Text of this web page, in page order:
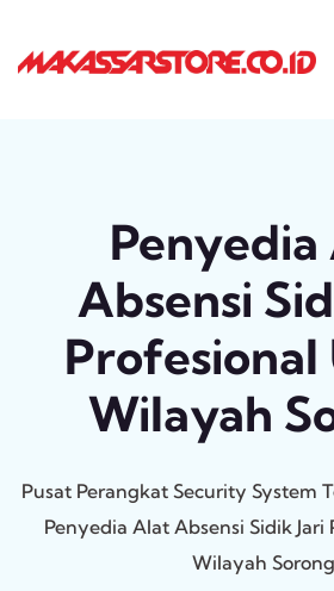
Absensi
Wilayah
Pusat Perangkat Security System
Penyedia Alat Absensi Sidik
Wilayah Sorong